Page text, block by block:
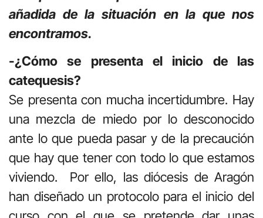
añadida de la situación en la que nos
encontramos.
-¿Cómo se presenta el inicio de las
catequesis?
Se presenta con mucha incertidumbre. Hay
una mezcla de miedo por lo desconocido
ante lo que pueda pasar y de la precaución
que hay que tener con todo lo que estamos
viviendo. Por ello, las diócesis de Aragón
han diseñado un protocolo para el inicio del